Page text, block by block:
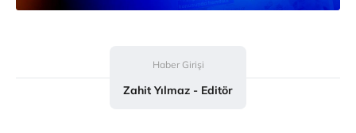
Haber Girişi
Zahit Yılmaz - Editör